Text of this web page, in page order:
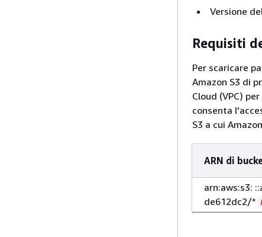
Versione
Requisiti
Per scaricare
Amazon S3 di
Cloud (VPC)
consenta
S3 a cui
ARN di
arn:aws:s3:
de612dc2/*